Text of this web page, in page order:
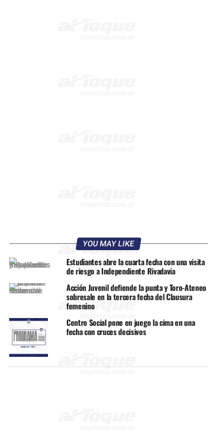
YOU MAY LIKE
Estudiantes abre la cuarta fecha con una visita
de riesgo a Independiente Rivadavia
Acción Juvenil defiende la punta y Toro-Ateneo
sobresale en la tercera fecha del Clausura
femenino
Centro Social pone en juego la cima en una
fecha con cruces decisivos